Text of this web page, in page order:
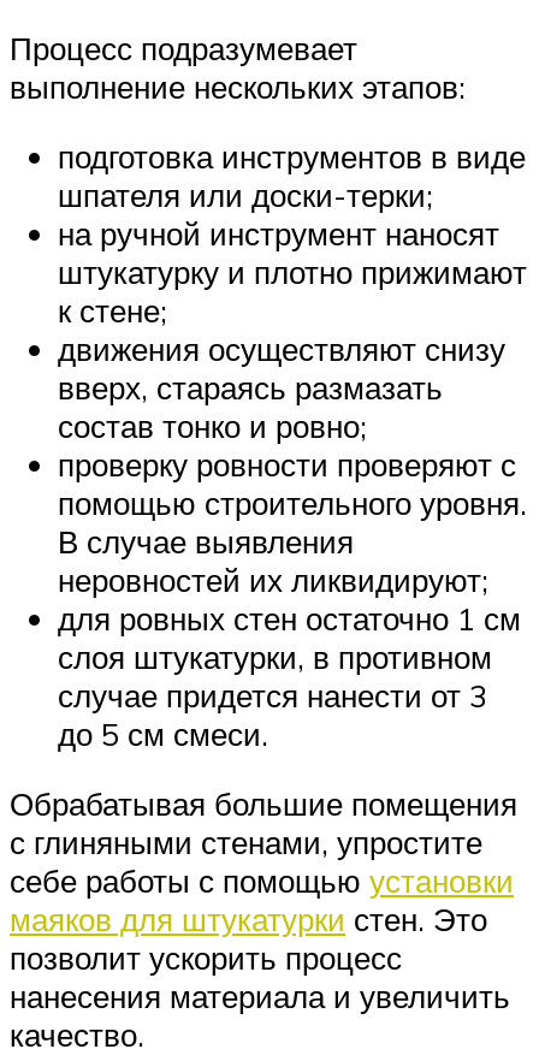
Процесс подразумевает
выполнение нескольких этапов:
подготовка инструментов в виде
шпателя или доски-терки;
на ручной инструмент наносят
штукатурку и плотно прижимают
к стене;
движения осуществляют снизу
вверх, стараясь размазать
состав тонко и ровно;
проверку ровности проверяют с
помощью строительного уровня.
В случае выявления
неровностей их ликвидируют;
для ровных стен остаточно 1 см
слоя штукатурки, в противном
случае придется нанести от 3
до 5 см смеси.
Обрабатывая большие помещения
с глиняными стенами, упростите
себе работы с помощью установки
маяков для штукатурки стен. Это
позволит ускорить процесс
нанесения материала и увеличить
качество.